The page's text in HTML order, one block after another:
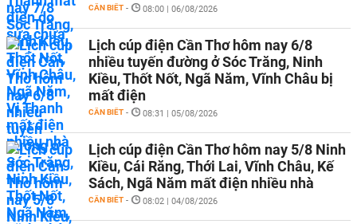
CẦN BIẾT - 08:00 | 06/08/2026
Lịch cúp điện Cần Thơ hôm nay 6/8
nhiều tuyến đường ở Sóc Trăng, Ninh
Kiều, Thốt Nốt, Ngã Năm, Vĩnh Châu bị
mất điện
CẦN BIẾT - 08:31 | 05/08/2026
Lịch cúp điện Cần Thơ hôm nay 5/8 Ninh
Kiều, Cái Răng, Thới Lai, Vĩnh Châu, Kế
Sách, Ngã Năm mất điện nhiều nhà
CẦN BIẾT - 08:02 | 04/08/2026